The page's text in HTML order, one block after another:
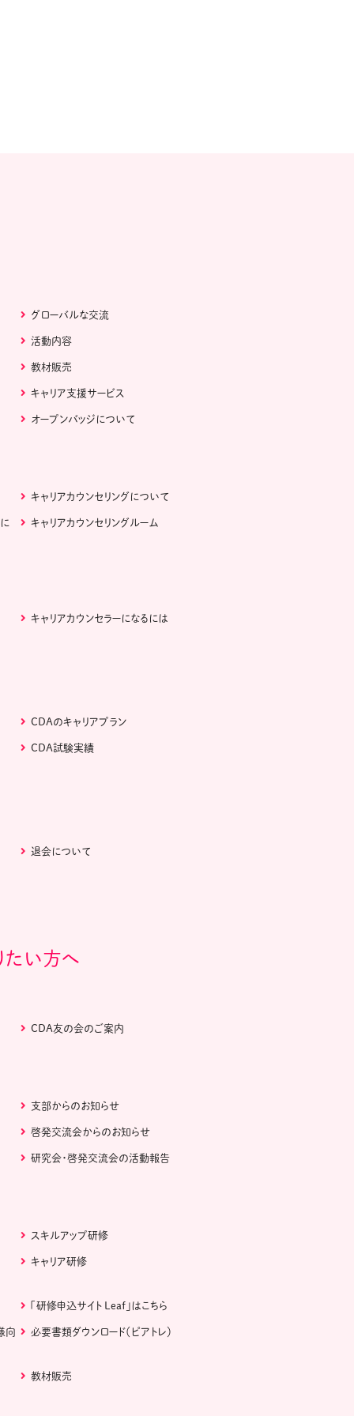
グローバルな交流
活動内容
教材販売
キャリア支援サービス
オープンバッジについて
キャリアカウンセリングについて
キャリアカウンセリングルーム
キャリアカウンセラーになるには
CDAのキャリアプラン
CDA試験実績
退会について
たい方へ
CDA友の会のご案内
支部からのお知らせ
啓発交流会からのお知らせ
研究会・啓発交流会の活動報告
スキルアップ研修
キャリア研修
「研修申込サイト Leaf」はこちら
向
必要書類ダウンロード（ピアトレ）
教材販売